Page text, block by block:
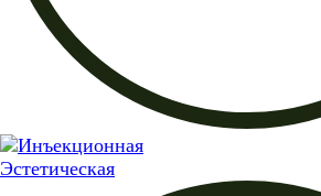
Эстетическая